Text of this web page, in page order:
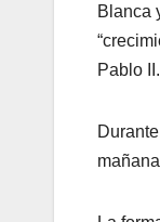
Blanca
Pablo II.